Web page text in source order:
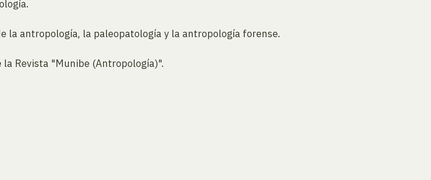
la antropología, la paleopatología y la antropología forense.
la Revista "Munibe (Antropología)".